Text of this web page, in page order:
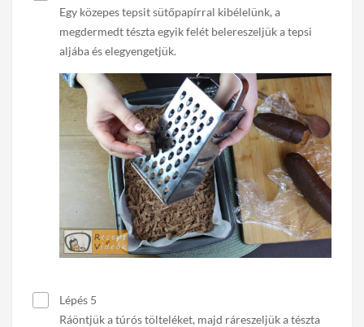
Egy közepes tepsit sütőpapírral kibélelünk, a
megdermedt tészta egyik felét belereszeljük a tepsi
aljába és elegyengetjük.
Lépés 5
Ráöntjük a túrós tölteléket, majd ráreszeljük a tészta